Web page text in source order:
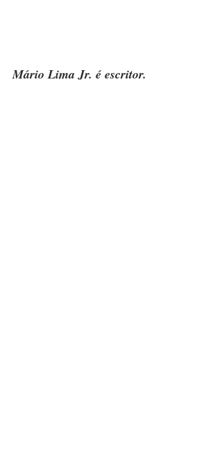
Mário Lima Jr. é escritor.